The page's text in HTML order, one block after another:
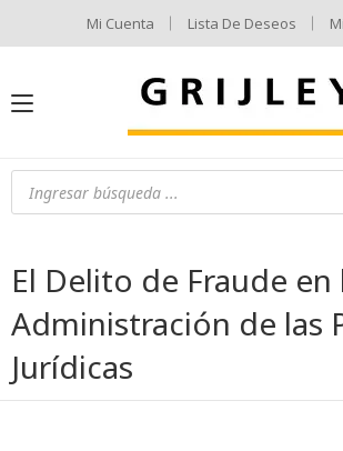
Mi Cuenta Lista De Deseos
El Delito de Fraude en
Administración de las
Jurídicas